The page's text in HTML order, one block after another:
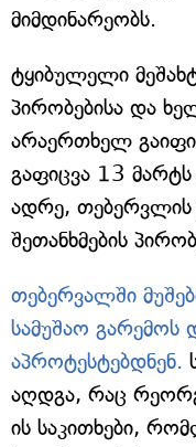
მიმდინარეობს.
ტყიბულელი
პირობებისა და
არაერთხელ
გაფიცვა 13
ადრე,
შეთანხმების
თებერვალში
სამუშაო გარემოს
აპროტესტებდნენ.
აღდგა, რაც
ის საკითხები,